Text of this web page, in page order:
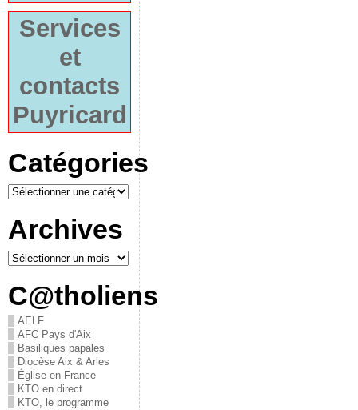
Services
et
contacts
Puyricard
Catégories
Archives
C@tholiens
AELF
AFC Pays d'Aix
Basiliques papales
Diocèse Aix & Arles
Église en France
KTO en direct
KTO, le programme